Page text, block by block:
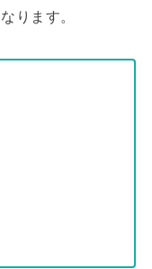
ります。